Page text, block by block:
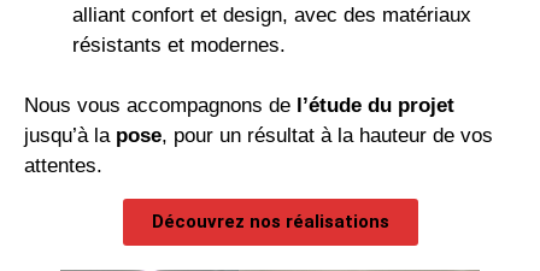
alliant confort et design, avec des matériaux
résistants et modernes.
Nous vous accompagnons de l’étude du projet
jusqu’à la pose, pour un résultat à la hauteur de vos
attentes.
Découvrez nos réalisations